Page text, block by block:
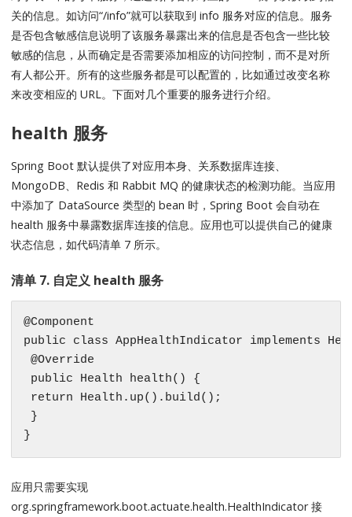
关的信息。如访问“/info”就可以获取到 info 服务对应的信息。服务
是否包含敏感信息说明了该服务暴露出来的信息是否包含一些比较
敏感的信息，从而确定是否需要添加相应的访问控制，而不是对所
有人都公开。所有的这些服务都是可以配置的，比如通过改变名称
来改变相应的 URL。下面对几个重要的服务进行介绍。
health 服务
Spring Boot 默认提供了对应用本身、关系数据库连接、
MongoDB、Redis 和 Rabbit MQ 的健康状态的检测功能。当应用
中添加了 DataSource 类型的 bean 时，Spring Boot 会自动在
health 服务中暴露数据库连接的信息。应用也可以提供自己的健康
状态信息，如代码清单 7 所示。
清单 7. 自定义 health 服务
@Component
public class AppHealthIndicator implements
@Override
public Health health() {
return Health.up().build();
}
}
应用只需要实现
org.springframework.boot.actuate.health.HealthIndicator 接